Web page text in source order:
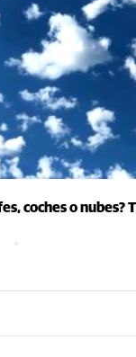
coches o nubes?